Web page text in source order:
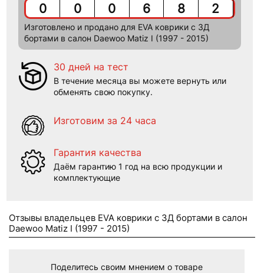
0 0 0 6 8 2
Изготовлено и продано для EVA коврики c 3Д
бортами в салон Daewoo Matiz I (1997 - 2015)
30 дней на тест
В течение месяца вы можете вернуть или
обменять свою покупку.
Изготовим за 24 часа
Гарантия качества
Даём гарантию 1 год на всю продукции и
комплектующие
Отзывы владельцев EVA коврики c 3Д бортами в салон
Daewoo Matiz I (1997 - 2015)
Поделитесь своим мнением о товаре